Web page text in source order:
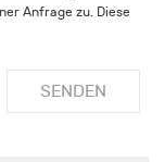
Anfrage zu. Diese
SENDEN